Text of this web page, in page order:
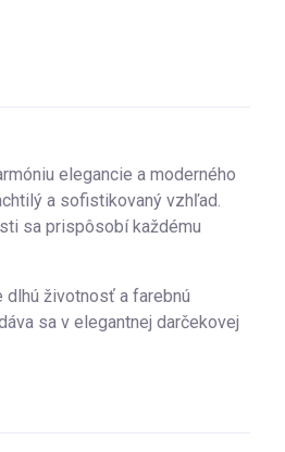
elegancie a moderného
a sofistikovaný vzhľad.
sa prispôsobí každému
životnosť a farebnú
sa v elegantnej darčekovej